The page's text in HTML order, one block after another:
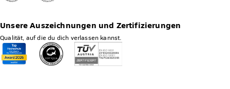
Unsere Auszeichnungen und Zertifizierungen
Qualität, auf die du dich verlassen kannst.